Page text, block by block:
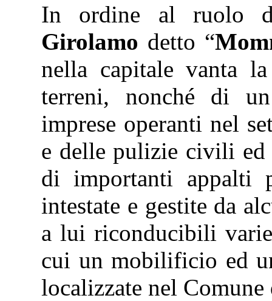
In ordine al ruolo
Girolamo detto “
nella capitale vanta
terreni, nonché di
imprese operanti nel
e delle pulizie civili ed
di importanti appalti
intestate e gestite da
a lui riconducibili
cui un mobilificio ed
localizzate nel